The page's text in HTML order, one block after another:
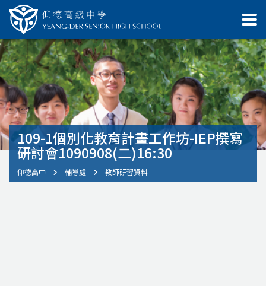
109-1個別化教育計畫工作坊-IEP撰寫
研討會1090908(二)16:30
仰德高中 輔導處 教師研習資料